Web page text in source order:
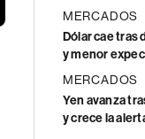
MERCADOS
Dólar cae tras
y menor
MERCADOS
Yen avanza
y crece la